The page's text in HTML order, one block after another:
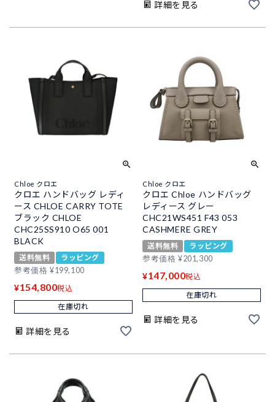
詳細を見る
Chloe クロエ
クロエ ハンドバッグ レディ
ース CHLOE CARRY TOTE
ブラック CHLOE
CHC25SS910 O65 001
BLACK
送料無料
ラッピング
参考価格 ¥199,100
¥154,800税込
在庫切れ
詳細を見る
Chloe クロエ
クロエ Chloe ハンドバッグ
レディース グレー
CHC21WS451 F43 053
CASHMERE GREY
送料無料
ラッピング
参考価格 ¥201,300
¥147,000税込
在庫切れ
詳細を見る